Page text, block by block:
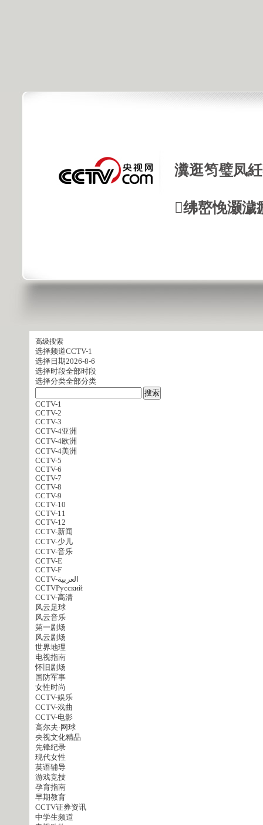
瀵逛笉璧凤
绋嶅悗灏
高级搜索
选择频道CCTV-1
选择日期2026-8-6
选择时段全部时段
选择分类全部分类
CCTV-1
CCTV-2
CCTV-3
CCTV-4亚洲
CCTV-4欧洲
CCTV-4美洲
CCTV-5
CCTV-6
CCTV-7
CCTV-8
CCTV-9
CCTV-10
CCTV-11
CCTV-12
CCTV-新闻
CCTV-少儿
CCTV-音乐
CCTV-E
CCTV-F
CCTV-العربية
CCTVPусский
CCTV-高清
风云足球
风云音乐
第一剧场
风云剧场
世界地理
电视指南
怀旧剧场
国防军事
女性时尚
CCTV-娱乐
CCTV-戏曲
CCTV-电影
高尔夫·网球
央视文化精品
先锋纪录
现代女性
英语辅导
游戏竞技
孕育指南
早期教育
CCTV证券资讯
中学生频道